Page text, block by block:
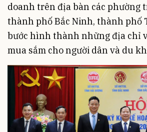
doanh trên địa bàn các phường
thành phố Bắc Ninh, thành phố
bước hình thành những địa chỉ
mua sắm cho người dân và du